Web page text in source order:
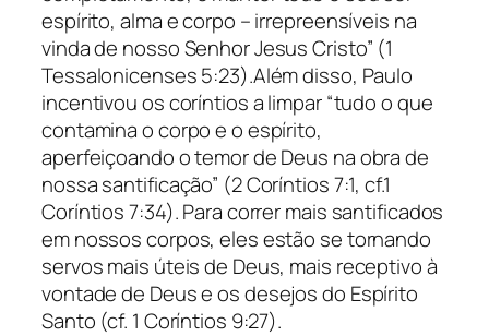
espírito, alma e corpo – irrepreensíveis na
vinda de nosso Senhor Jesus Cristo” (1
Tessalonicenses 5:23).Além disso, Paulo
incentivou os coríntios a limpar “tudo o que
contamina o corpo e o espírito,
aperfeiçoando o temor de Deus na obra de
nossa santificação” (2 Coríntios 7:1, cf.1
Coríntios 7:34). Para correr mais santificados
em nossos corpos, eles estão se tornando
servos mais úteis de Deus, mais receptivo à
vontade de Deus e os desejos do Espírito
Santo (cf. 1 Coríntios 9:27).